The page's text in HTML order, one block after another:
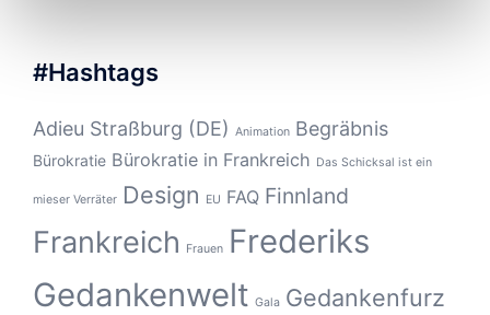
#Hashtags
Adieu Straßburg (DE) Animation Begräbnis
Bürokratie Bürokratie in Frankreich Das Schicksal ist ein
mieser Verräter Design EU FAQ Finnland
Frankreich Frauen Frederiks
Gedankenwelt Gala Gedankenfurz